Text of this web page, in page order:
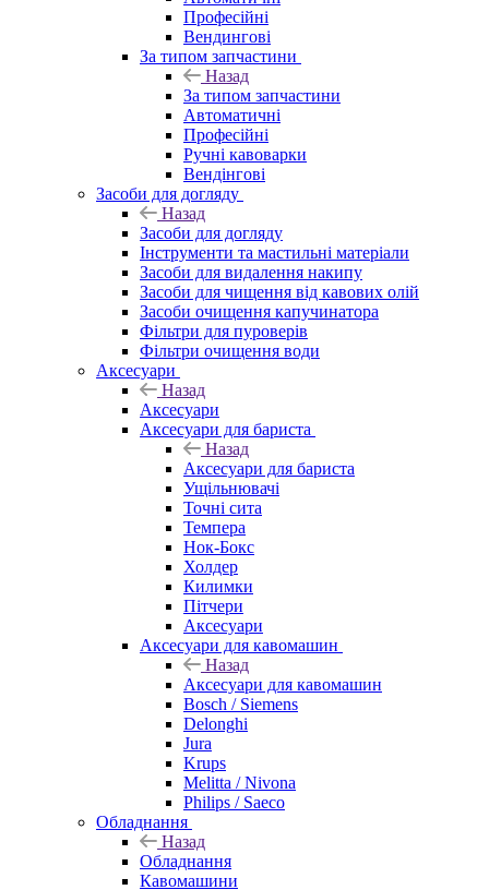
Професійні
Вендингові
За типом запчастини
Назад
За типом запчастини
Автоматичні
Професійні
Ручні кавоварки
Вендінгові
Засоби для догляду
Назад
Засоби для догляду
Інструменти та мастильні матеріали
Засоби для видалення накипу
Засоби для чищення від кавових олій
Засоби очищення капучинатора
Фільтри для пуроверів
Фільтри очищення води
Аксесуари
Назад
Аксесуари
Аксесуари для бариста
Назад
Аксесуари для бариста
Ущільнювачі
Точні сита
Темпера
Нок-Бокс
Холдер
Килимки
Пітчери
Аксесуари
Аксесуари для кавомашин
Назад
Аксесуари для кавомашин
Bosch / Siemens
Delonghi
Jura
Krups
Melitta / Nivona
Philips / Saeco
Обладнання
Назад
Обладнання
Кавомашини